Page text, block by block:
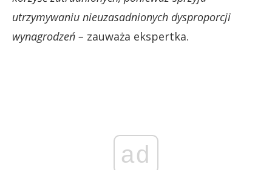
utrzymywaniu nieuzasadnionych dysproporcji
wynagrodzeń – zauważa ekspertka.
ad